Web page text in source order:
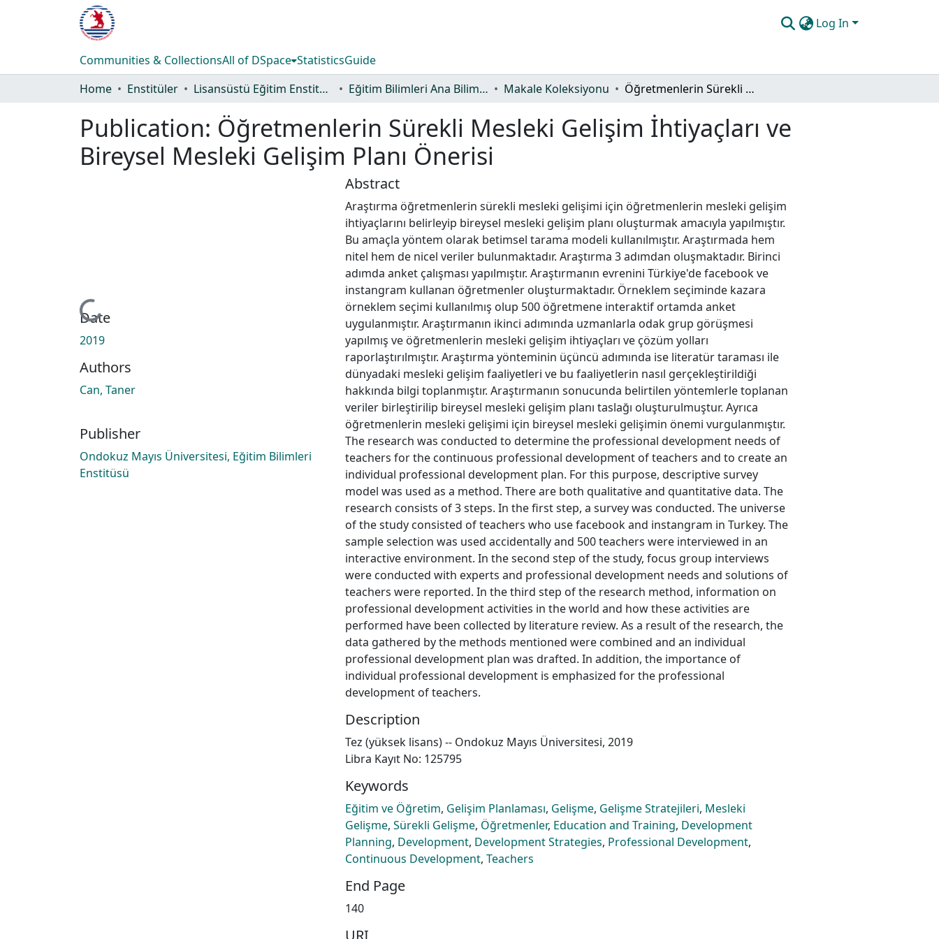
Log In
Communities & CollectionsAll of DSpace StatisticsGuide
Home
Enstitüler Lisansüstü Eğitim Enstitüsü Eğitim Bilimleri Ana Bilim Dalı Makale Koleksiyonu Öğretmenlerin Sürekli Mesleki Gelişim İhtiyaçları ve Bireysel Mesleki Gelişim Planı Önerisi
Publication: Öğretmenlerin Sürekli Mesleki Gelişim İhtiyaçları ve
Bireysel Mesleki Gelişim Planı Önerisi
Loading...
Date
2019
Authors
Can, Taner
Publisher
Ondokuz Mayıs Üniversitesi, Eğitim Bilimleri
Enstitüsü
Abstract
Araştırma öğretmenlerin sürekli mesleki gelişimi için öğretmenlerin mesleki gelişim
ihtiyaçlarını belirleyip bireysel mesleki gelişim planı oluşturmak amacıyla yapılmıştır.
Bu amaçla yöntem olarak betimsel tarama modeli kullanılmıştır. Araştırmada hem
nitel hem de nicel veriler bulunmaktadır. Araştırma 3 adımdan oluşmaktadır. Birinci
adımda anket çalışması yapılmıştır. Araştırmanın evrenini Türkiye'de facebook ve
instangram kullanan öğretmenler oluşturmaktadır. Örneklem seçiminde kazara
örneklem seçimi kullanılmış olup 500 öğretmene interaktif ortamda anket
uygulanmıştır. Araştırmanın ikinci adımında uzmanlarla odak grup görüşmesi
yapılmış ve öğretmenlerin mesleki gelişim ihtiyaçları ve çözüm yolları
raporlaştırılmıştır. Araştırma yönteminin üçüncü adımında ise literatür taraması ile
dünyadaki mesleki gelişim faaliyetleri ve bu faaliyetlerin nasıl gerçekleştirildiği
hakkında bilgi toplanmıştır. Araştırmanın sonucunda belirtilen yöntemlerle toplanan
veriler birleştirilip bireysel mesleki gelişim planı taslağı oluşturulmuştur. Ayrıca
öğretmenlerin mesleki gelişimi için bireysel mesleki gelişimin önemi vurgulanmıştır.
The research was conducted to determine the professional development needs of
teachers for the continuous professional development of teachers and to create an
individual professional development plan. For this purpose, descriptive survey
model was used as a method. There are both qualitative and quantitative data. The
research consists of 3 steps. In the first step, a survey was conducted. The universe
of the study consisted of teachers who use facebook and instangram in Turkey. The
sample selection was used accidentally and 500 teachers were interviewed in an
interactive environment. In the second step of the study, focus group interviews
were conducted with experts and professional development needs and solutions of
teachers were reported. In the third step of the research method, information on
professional development activities in the world and how these activities are
performed have been collected by literature review. As a result of the research, the
data gathered by the methods mentioned were combined and an individual
professional development plan was drafted. In addition, the importance of
individual professional development is emphasized for the professional
development of teachers.
Description
Tez (yüksek lisans) -- Ondokuz Mayıs Üniversitesi, 2019
Libra Kayıt No: 125795
Keywords
Eğitim ve Öğretim, Gelişim Planlaması, Gelişme, Gelişme Stratejileri, Mesleki
Gelişme, Sürekli Gelişme, Öğretmenler, Education and Training, Development
Planning, Development, Development Strategies, Professional Development,
Continuous Development, Teachers
End Page
140
URI